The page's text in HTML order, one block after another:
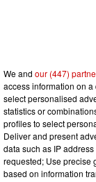
du niveau de
d'achat
Ça ne fait
de prendre
le temps
d'une hausse
We and our (447)
access information on
select personalised
statistics or
profiles to select
Deliver and present
data such as IP
requested; Use precise
based on information